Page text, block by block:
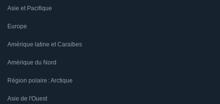
Asie et Pacifique
Europe
Amérique latine et Caraïbes
Amérique du Nord
Région polaire : Arctique
Asie de l'Ouest